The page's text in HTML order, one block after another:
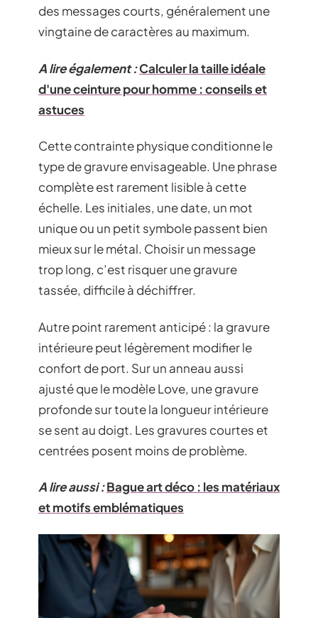
des messages courts, généralement une
vingtaine de caractères au maximum.
A lire également :Calculer la taille idéale
d'une ceinture pour homme : conseils et
astuces
Cette contrainte physique conditionne le
type de gravure envisageable. Une phrase
complète est rarement lisible à cette
échelle. Les initiales, une date, un mot
unique ou un petit symbole passent bien
mieux sur le métal. Choisir un message
trop long, c’est risquer une gravure
tassée, difficile à déchiffrer.
Autre point rarement anticipé : la gravure
intérieure peut légèrement modifier le
confort de port. Sur un anneau aussi
ajusté que le modèle Love, une gravure
profonde sur toute la longueur intérieure
se sent au doigt. Les gravures courtes et
centrées posent moins de problème.
A lire aussi :Bague art déco : les matériaux
et motifs emblématiques